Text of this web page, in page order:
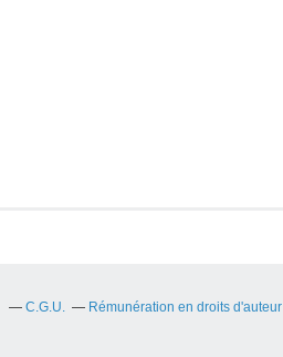
C.G.U. Rémunération en droits d'auteur